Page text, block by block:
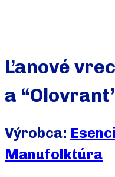
Ľanové
a
Výrobca:
Manufolktúra